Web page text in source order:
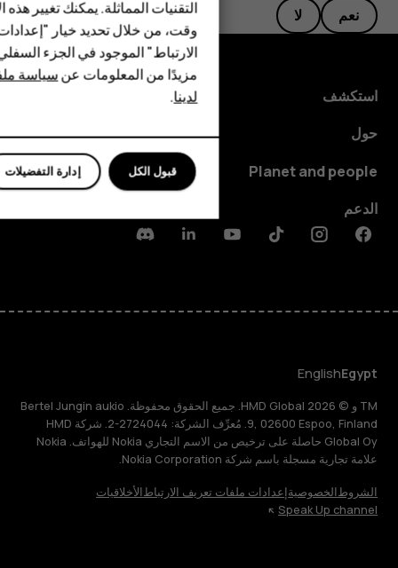
HMD DUB
للأعمال
الأجهزة اللوحية
نعم لا
استكشف
حول
Planet and people
الدعم
Facebook
Instagram
Tiktok
Youtube
Linkedin
Discord
Egypt
English
TM و © 2026 HMD Global. جميع الحقوق محفوظة. Bertel Jungin aukio
9, 02600 Espoo, Finland. مُعرِّف الشركة: 2724044-2. شركة HMD
Global Oy حاصلة على ترخيص من الاسم التجاري Nokia للهواتف. Nokia
علامة تجارية مسجلة باسم شركة Nokia Corporation.
الشروطالخصوصيةإعدادات ملفات تعريف الارتباطالأخلاقيات
Speak Up channel
التقنيات المماثلة. يمكنك تغيير
وقت، من خلال تحديد خيار
الارتباط" الموجود في الجزء
مزيدًا من المعلومات عنسياسة
لدينا.
إدارة التفضيلات قبول الكل